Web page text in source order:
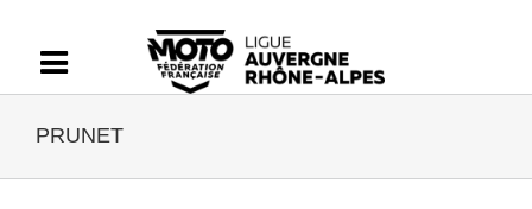
contenu
PRUNET